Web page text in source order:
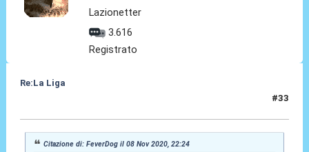
Lazionetter
3.616
Registrato
Re:La Liga
#33
Citazione di: FeverDog il 08 Nov 2020, 22:24